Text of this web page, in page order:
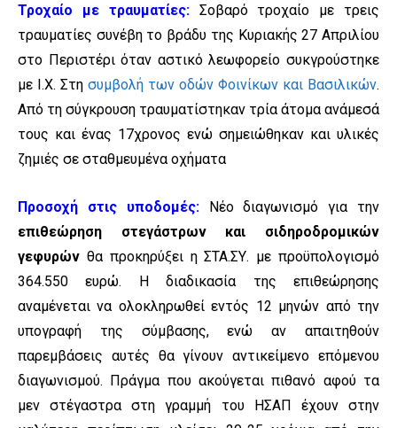
Τροχαίο με τραυματίες:Σοβαρό τροχαίο με τρεις
τραυματίες συνέβη το βράδυ της Κυριακής 27 Απριλίου
στο Περιστέρι όταν αστικό λεωφορείο συκγρούστηκε
με Ι.Χ. Στη συμβολή των οδών Φοινίκων και Βασιλικών.
Από τη σύγκρουση τραυματίστηκαν τρία άτομα ανάμεσά
τους και ένας 17χρονος ενώ σημειώθηκαν και υλικές
ζημιές σε σταθμευμένα οχήματα
Προσοχή στις υποδομές:
Νέο διαγωνισμό για την
επιθεώρηση στεγάστρων και σιδηροδρομικών
γεφυρών θα προκηρύξει η ΣΤΑ.ΣΥ. με προϋπολογισμό
364.550 ευρώ. Η διαδικασία της επιθεώρησης
αναμένεται να ολοκληρωθεί εντός 12 μηνών από την
υπογραφή της σύμβασης, ενώ αν απαιτηθούν
παρεμβάσεις αυτές θα γίνουν αντικείμενο επόμενου
διαγωνισμού. Πράγμα που ακούγεται πιθανό αφού τα
μεν στέγαστρα στη γραμμή του ΗΣΑΠ έχουν στην